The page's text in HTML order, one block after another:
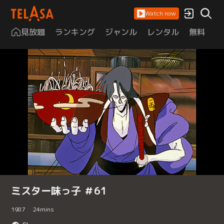
Watch now
見放題 ランキング ジャンル レンタル 無料
ミスター味っ子 ＃61
1987 24mins